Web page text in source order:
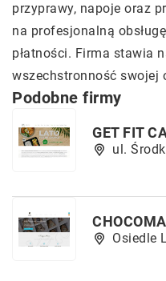
przyprawy, napoje oraz
na profesjonalną
płatności. Firma stawia
wszechstronność swojej
Podobne firmy
GET FIT
ul.
Osiedle